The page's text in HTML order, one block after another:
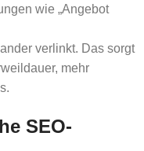
wie „Angebot
verlinkt. Das sorgt
mehr
SEO-